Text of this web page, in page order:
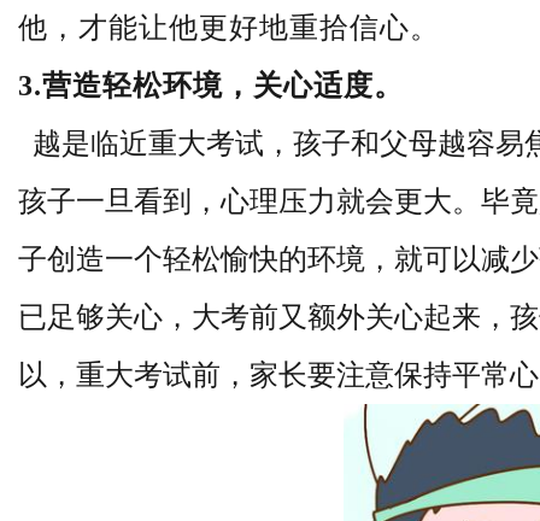
他，才能让他更好地重拾信心。
3.营造轻松环境，关心适度。
越是临近重大考试，孩子和父母越容
孩子一旦看到，心理压力就会更大。 毕
子创造一个轻松愉快的环境，就可以减
已足够关心，大考前又额外关心起来，
以，重大考试前，家长要注意保持平常